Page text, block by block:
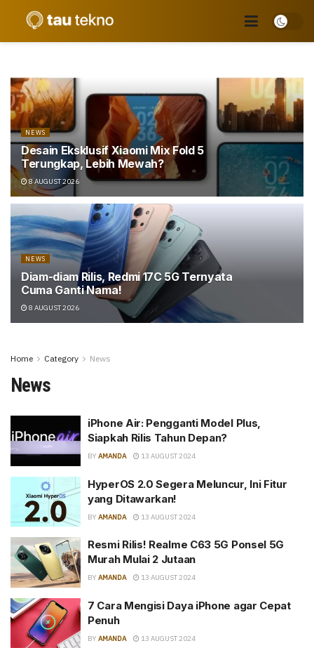
NEWS
Desain Eksklusif Xiaomi Mix Fold 5
Terungkap, Lebih Mewah?
8 AUGUST 2026
NEWS
Diam-diam Rilis, Redmi 17C 5G Ternyata
Cuma Ganti Nama!
8 AUGUST 2026
Home Category News
News
iPhone Air: Pengganti Model Plus,
Siapkah Rilis Tahun Depan?
BY AMANDA 13 AUGUST 2024
HyperOS 2.0 Segera Meluncur, Ini Fitur
yang Ditawarkan!
BY AMANDA 13 AUGUST 2024
Resmi Rilis! Realme C63 5G Ponsel 5G
Murah Mulai 2 Jutaan
BY AMANDA 13 AUGUST 2024
7 Cara Mengisi Daya iPhone agar Cepat
Penuh
BY AMANDA 13 AUGUST 2024